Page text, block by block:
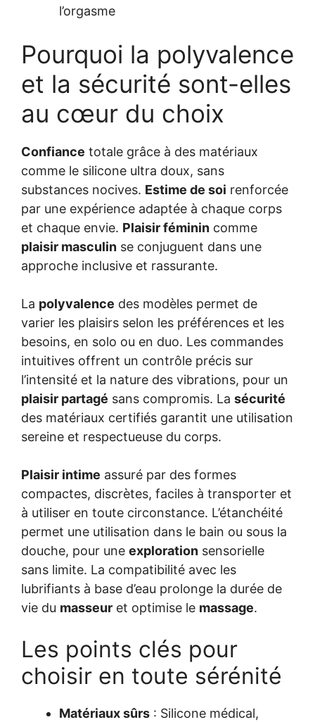
l’orgasme
Pourquoi la polyvalence
et la sécurité sont-elles
au cœur du choix
Confiance totale grâce à des matériaux
comme le silicone ultra doux, sans
substances nocives. Estime de soi renforcée
par une expérience adaptée à chaque corps
et chaque envie. Plaisir féminin comme
plaisir masculin se conjuguent dans une
approche inclusive et rassurante.
La polyvalence des modèles permet de
varier les plaisirs selon les préférences et les
besoins, en solo ou en duo. Les commandes
intuitives offrent un contrôle précis sur
l’intensité et la nature des vibrations, pour un
plaisir partagé sans compromis. La sécurité
des matériaux certifiés garantit une utilisation
sereine et respectueuse du corps.
Plaisir intime assuré par des formes
compactes, discrètes, faciles à transporter et
à utiliser en toute circonstance. L’étanchéité
permet une utilisation dans le bain ou sous la
douche, pour une exploration sensorielle
sans limite. La compatibilité avec les
lubrifiants à base d’eau prolonge la durée de
vie du masseur et optimise le massage.
Les points clés pour
choisir en toute sérénité
Matériaux sûrs : Silicone médical,